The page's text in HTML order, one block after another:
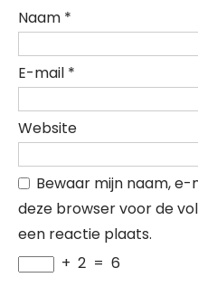
Naam *
E-mail *
Website
Bewaar mijn naam,
deze browser voor de
een reactie plaats.
+ 2 = 6